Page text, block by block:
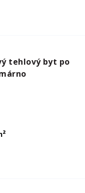
tehlový byt po